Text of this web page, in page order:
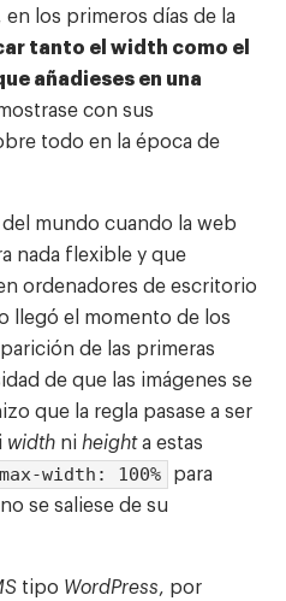
los primeros días de la
tanto el width como el
añadieses en una
con sus
todo en la época de
mundo cuando la web
nada flexible y que
ordenadores de escritorio
llegó el momento de los
de las primeras
de que las imágenes se
que la regla pasase a ser
width ni heighta estas
max-width: 100%
para
se saliese de su
tipo WordPress, por